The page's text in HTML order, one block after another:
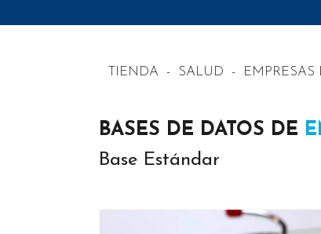
TIENDA - SALUD -
BASES DE DATOS DE
Base Estándar